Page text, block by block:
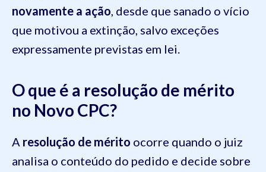
novamente a ação, desde que sanado o vício
que motivou a extinção, salvo exceções
expressamente previstas em lei.
O que é a resolução de mérito
no Novo CPC?
A resolução de mérito ocorre quando o juiz
analisa o conteúdo do pedido e decide sobre